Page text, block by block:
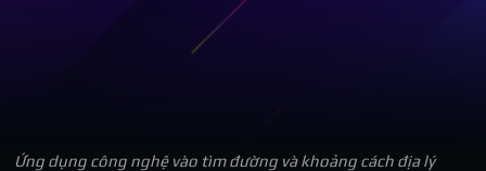
Ứng dụng công nghệ vào tìm đường và khoảng cách địa lý